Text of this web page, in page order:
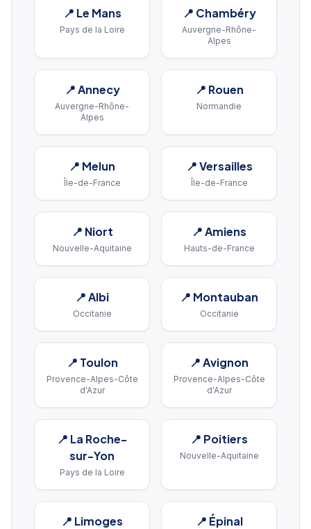
📍 Le Mans
Pays de la Loire
📍 Chambéry
Auvergne-Rhône-
Alpes
📍Annecy
Auvergne-Rhône-
Alpes
📍 Rouen
Normandie
📍 Melun
Île-de-France
📍Versailles
Île-de-France
📍 Niort
Nouvelle-Aquitaine
📍Amiens
Hauts-de-France
📍Albi
Occitanie
📍 Montauban
Occitanie
📍 Toulon
Provence-Alpes-Côte
d'Azur
📍Avignon
Provence-Alpes-Côte
d'Azur
📍 La Roche-
sur-Yon
Pays de la Loire
📍 Poitiers
Nouvelle-Aquitaine
📍 Limoges 📍 Épinal